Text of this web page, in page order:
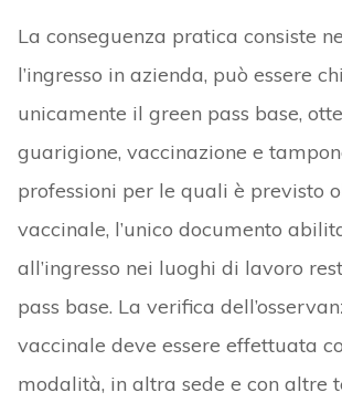
La conseguenza pratica consiste
l’ingresso in azienda, può essere
unicamente il green pass base,
guarigione, vaccinazione e
professioni per le quali è previsto
vaccinale, l’unico documento
all’ingresso nei luoghi di lavoro
pass base. La verifica
vaccinale deve essere effettuata
modalità, in altra sede e con altre